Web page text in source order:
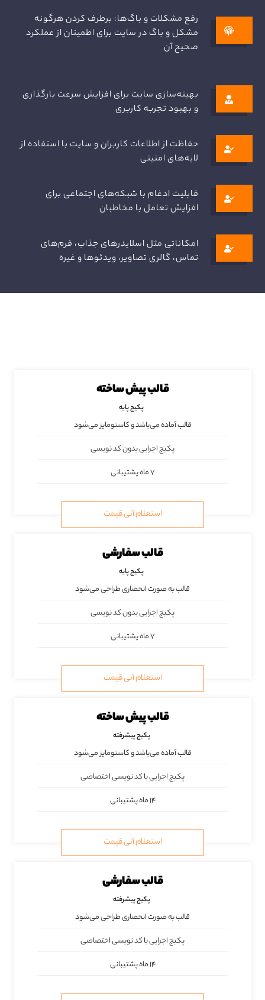
رفع مشکلات و باگ‌ها: برطرف کردن هرگونه
مشکل و باگ در سایت برای اطمینان از عملکرد
صحیح آن
بهینه‌سازی سایت برای افزایش سرعت بارگذاری
و بهبود تجربه کاربری
حفاظت از اطلاعات کاربران و سایت با استفاده از
لایه‌های امنیتی
قابلیت ادغام با شبکه‌های اجتماعی برای
افزایش تعامل با مخاطبان
امکاناتی مثل اسلایدرهای جذاب، فرم‌های
تماس، گالری تصاویر، ویدئوها و غیره
قالب پیش ساخته
پکیج پایه
قالب آماده می‌باشد و کاستومایز می‌شود
پکیج اجرایی بدون کد نویسی
۷ ماه پشتیبانی
استعلام آنی قیمت
قالب سفارشی
پکیج پایه
قالب به صورت انحصاری طراحی می‌شود
پکیج اجرایی بدون کد نویسی
۷ ماه پشتیبانی
استعلام آنی قیمت
قالب پیش ساخته
پکیج پیشرفته
قالب آماده می‌باشد و کاستومایز می‌شود
پکیج اجرایی با کد نویسی اختصاصی
۱۴ ماه پشتیبانی
استعلام آنی قیمت
قالب سفارشی
پکیج پیشرفته
قالب به صورت انحصاری طراحی می‌شود
پکیج اجرایی با کد نویسی اختصاصی
۱۴ ماه پشتیبانی